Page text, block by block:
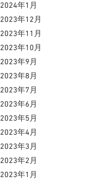
2024年1月
2023年12月
2023年11月
2023年10月
2023年9月
2023年8月
2023年7月
2023年6月
2023年5月
2023年4月
2023年3月
2023年2月
2023年1月